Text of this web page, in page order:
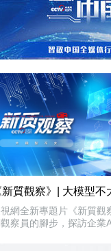
網全新專題片《新質觀
察員的腳步，探訪企業